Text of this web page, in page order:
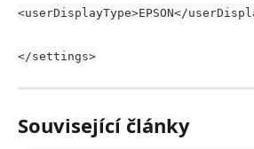
<userDisplayType>EPSON</
</settings>
Související články